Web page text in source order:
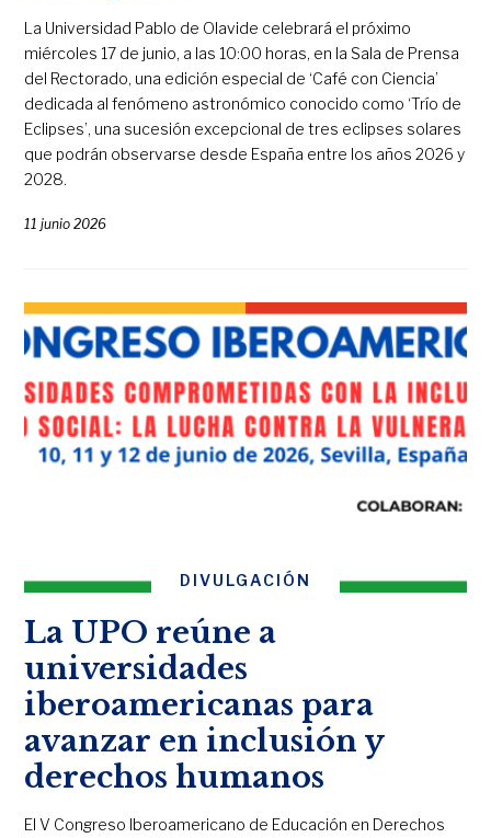
La Universidad Pablo de Olavide celebrará el próximo
miércoles 17 de junio, a las 10:00 horas, en la Sala de Prensa
del Rectorado, una edición especial de ‘Café con Ciencia’
dedicada al fenómeno astronómico conocido como ‘Trío de
Eclipses’, una sucesión excepcional de tres eclipses solares
que podrán observarse desde España entre los años 2026 y
2028.
11 junio 2026
DIVULGACIÓN
La UPO reúne a
universidades
iberoamericanas para
avanzar en inclusión y
derechos humanos
El V Congreso Iberoamericano de Educación en Derechos